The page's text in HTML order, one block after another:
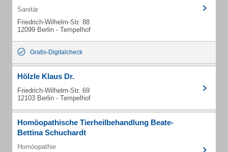
Sanitär
Friedrich-Wilhelm-Str. 88
12099 Berlin - Tempelhof
Gratis-Digitalcheck
Hölzle Klaus Dr.
Friedrich-Wilhelm-Str. 69
12103 Berlin - Tempelhof
Homöopathische Tierheilbehandlung Beate-
Bettina Schuchardt
Homöopathie